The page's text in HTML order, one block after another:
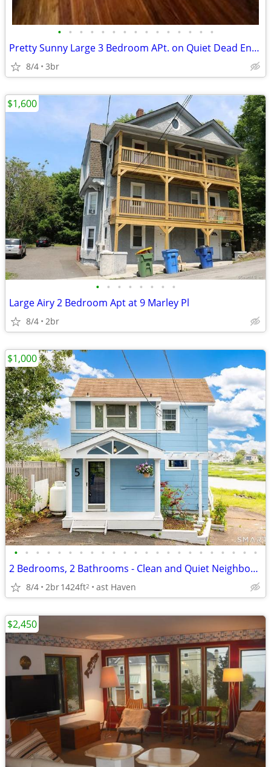
• • • • • • • • • • • • • • •
Pretty Sunny Large 3 Bedroom APt. on Quiet Dead End Block in Waterbury
8/4 3br
• • • • • • • •
Large Airy 2 Bedroom Apt at 9 Marley Pl
8/4 2br
$1,600
• • • • • • • • • • • • • • • • • • • • • • •
2 Bedrooms, 2 Bathrooms - Clean and Quiet Neighborhood
8/4 2br1424ft2 ast Haven
$1,000
$2,450